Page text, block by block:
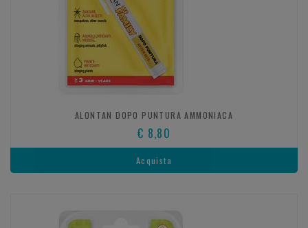
ALONTAN DOPO PUNTURA AMMONIACA
€ 8,80
Acquista